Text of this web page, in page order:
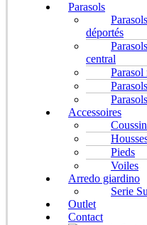
Parasols
déportés
central
Parasol
Accessoires
Pieds
Voiles
Arredo giardino
Serie
Outlet
Contact